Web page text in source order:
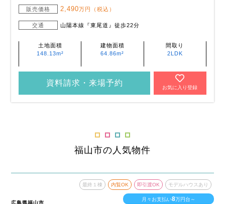
販売価格 2,490万円（税込）
交通 山陽本線『東尾道』徒歩22分
土地面積
148.13m²
建物面積
64.86m²
間取り
2LDK
資料請求・来場予約
お気に入り登録
福山市の人気物件
広島県福山市
最終１棟 内覧OK 即引渡OK モデルハウスあり
月々お支払い8万円台～